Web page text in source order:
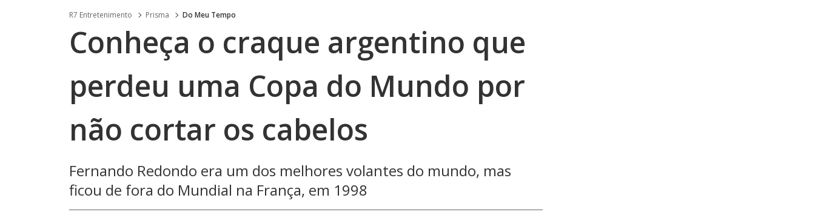
R7 Entretenimento Prisma Do Meu Tempo
Conheça o craque argentino que
perdeu uma Copa do Mundo por
não cortar os cabelos
Fernando Redondo era um dos melhores volantes do mundo, mas
ficou de fora do Mundial na França, em 1998